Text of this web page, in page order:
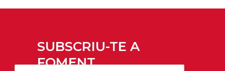
SUBSCRIU-TE A
FOMENT